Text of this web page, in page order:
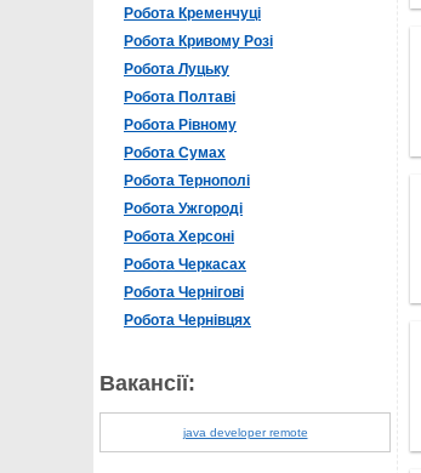
Робота Кременчуці
Робота Кривому Розі
Робота Луцьку
Робота Полтаві
Робота Рівному
Робота Сумах
Робота Тернополі
Робота Ужгороді
Робота Херсоні
Робота Черкасах
Робота Чернігові
Робота Чернівцях
Вакансії:
java developer remote